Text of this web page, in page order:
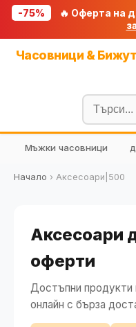
-75% 🔥 Оферта на
Часовници &
🧮
🔍
Мъжки часовници
Начало › Аксесоари|500
Аксесоари
оферти
Достъпни продукти
онлайн с бърза